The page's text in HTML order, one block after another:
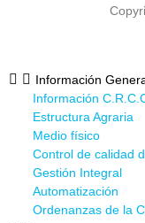
Información
Información
Estructura Agraria
Medio físico
Control de calidad
Gestión Integral
Automatización
Ordenanzas de la